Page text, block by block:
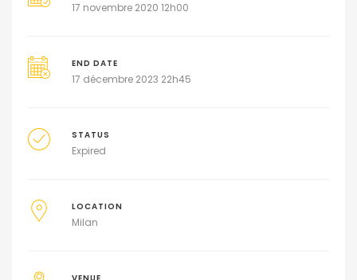
17 novembre 2020 12h00
END DATE
17 décembre 2023 22h45
STATUS
Expired
LOCATION
Milan